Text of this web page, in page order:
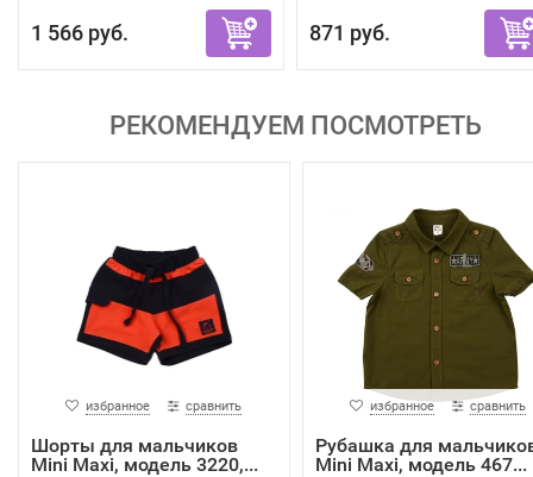
1 566 руб. 871 руб.
РЕКОМЕНДУЕМ ПОСМОТРЕТЬ
избранное сравнить
Шорты для мальчиков
Mini Maxi, модель 3220,...
избранное сравнить
Рубашка для
Mini Maxi, модель 467...